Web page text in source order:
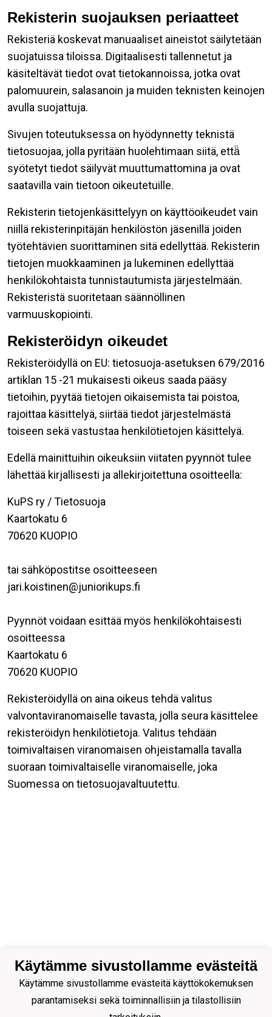
Rekisterin suojauksen periaatteet
Rekisteriä koskevat manuaaliset aineistot säilytetään
suojatuissa tiloissa. Digitaalisesti tallennetut ja
käsiteltävät tiedot ovat tietokannoissa, jotka ovat
palomuurein, salasanoin ja muiden teknisten keinojen
avulla suojattuja.
Sivujen toteutuksessa on hyödynnetty teknistä
tietosuojaa, jolla pyritään huolehtimaan siitä, että̈
syötetyt tiedot säilyvät muuttumattomina ja ovat
saatavilla vain tietoon oikeutetuille.
Rekisterin tietojenkäsittelyyn on käyttöoikeudet vain
niillä rekisterinpitäjän henkilöstön jäsenillä joiden
työtehtävien suorittaminen sitä edellyttää. Rekisterin
tietojen muokkaaminen ja lukeminen edellyttää
henkilökohtaista tunnistautumista järjestelmään.
Rekisteristä suoritetaan säännöllinen
varmuuskopiointi.
Rekisteröidyn oikeudet
Rekisteröidyllä on EU: tietosuoja-asetuksen 679/2016
artiklan 15 -21 mukaisesti oikeus saada pääsy
tietoihin, pyytää tietojen oikaisemista tai poistoa,
rajoittaa käsittelyä, siirtää tiedot järjestelmästä
toiseen sekä vastustaa henkilötietojen käsittelyä.
Edellä mainittuihin oikeuksiin viitaten pyynnöt tulee
lähettää kirjallisesti ja allekirjoitettuna osoitteella:
KuPS ry / Tietosuoja
Kaartokatu 6
70620 KUOPIO
tai sähköpostitse osoitteeseen
jari.koistinen@juniorikups.fi
Pyynnöt voidaan esittää myös henkilökohtaisesti
osoitteessa
Kaartokatu 6
70620 KUOPIO
Rekisteröidyllä on aina oikeus tehdä valitus
valvontaviranomaiselle tavasta, jolla seura käsittelee
rekisteröidyn henkilötietoja. Valitus tehdään
toimivaltaisen viranomaisen ohjeistamalla tavalla
suoraan toimivaltaiselle viranomaiselle, joka
Suomessa on tietosuojavaltuutettu.
Käytämme sivustollamme evästeitä
Käytämme sivustollamme evästeitä käyttökokemuksen
parantamiseksi sekä toiminnallisiin ja tilastollisiin